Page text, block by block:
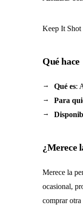
Keep It Shot
Qué hace
Qué es:
Para
¿Merece
Merece la
ocasional,
comprar otra